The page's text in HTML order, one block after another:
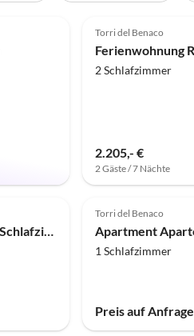
Top-Inserat
Torri del Benaco
2 Schlafzimmer
2.205,- €
2 Gäste / 7 Nächte
122 m² Ferienwohnung ∙ 3 Schlafzimmer ∙ 6 Gäste
Torri del Benaco
1 Schlafzimmer
Preis auf Anfrage